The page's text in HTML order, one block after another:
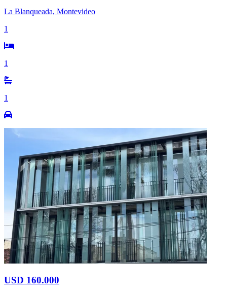
La Blanqueada, Montevideo
1
1
1
USD 160.000